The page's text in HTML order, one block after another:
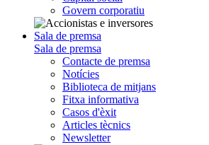
Govern corporatiu
Sala de premsa
Sala de premsa
Contacte de premsa
Notícies
Biblioteca de mitjans
Fitxa informativa
Casos d'èxit
Articles tècnics
Newsletter